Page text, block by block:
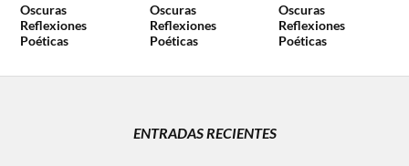
Oscuras
Reflexiones
Poéticas
Oscuras
Reflexiones
Poéticas
Oscuras
Reflexiones
Poéticas
ENTRADAS RECIENTES